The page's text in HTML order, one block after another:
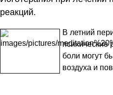
реакций.
В летний
психические
боли могут
воздуха и